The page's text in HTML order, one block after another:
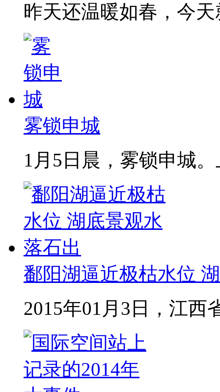
昨天还温暖如春，今
雾锁申城
1月5日晨，雾锁申城
鄱阳湖逼近极枯水位
2015年01月3日，江西